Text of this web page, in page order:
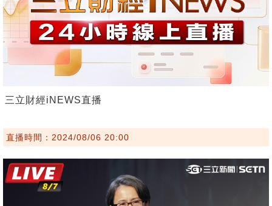
三立財經iNEWS直播
直播時間：2024/08/06 20:00